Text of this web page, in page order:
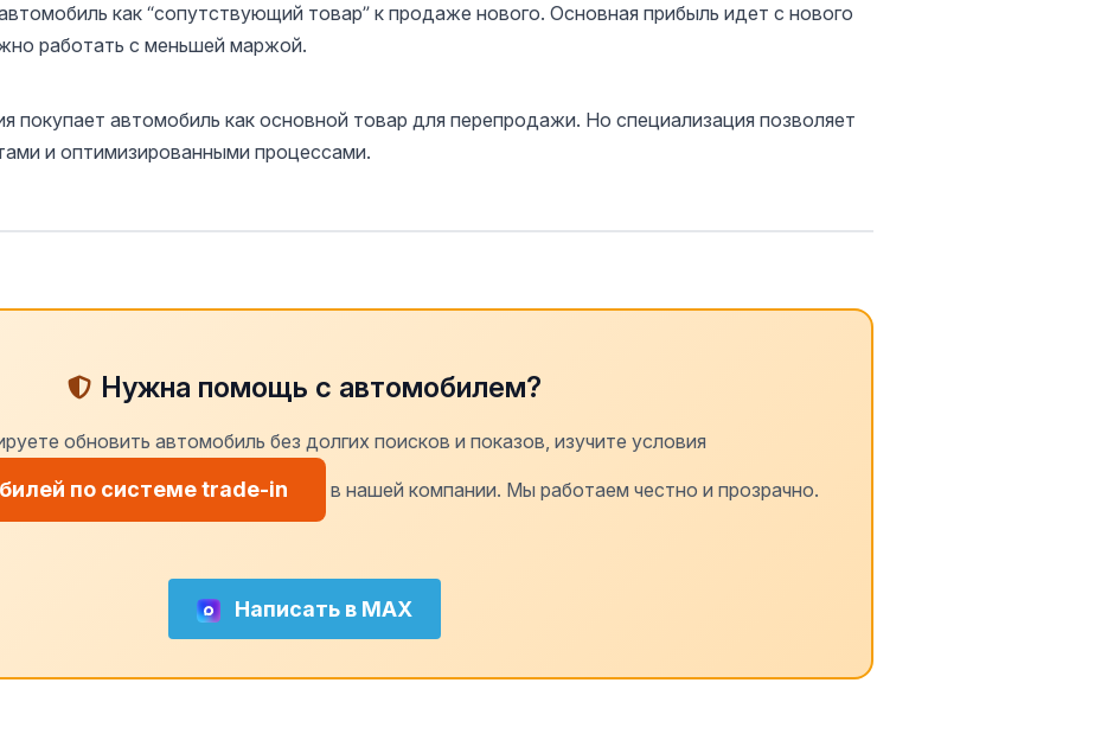
как “сопутствующий товар” к продаже нового. Основная прибыль идет с нового
работать с меньшей маржой.
покупает автомобиль как основной товар для перепродажи. Но специализация позволяет
и оптимизированными процессами.
Нужна помощь с автомобилем?
обновить автомобиль без долгих поисков и показов, изучите условия
по системе trade-in в нашей компании. Мы работаем честно и прозрачно.
Написать в MAX